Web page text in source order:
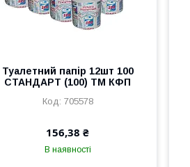
Туалетний папір 12шт 100
СТАНДАРТ (100) ТМ КФП
705578
156,38 ₴
В наявності